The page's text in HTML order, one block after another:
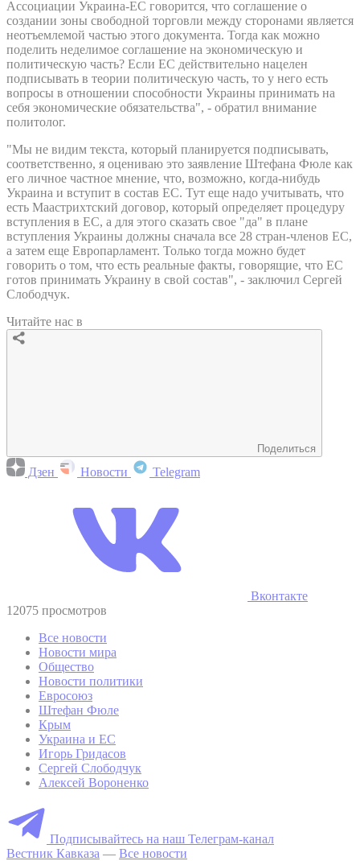
Ассоциации Украина-ЕС говорится, что соглашение о
создании зоны свободной торговли между сторонами является
неотъемлемой частью этого документа. Тогда как можно
поделить неделимое соглашение на экономическую и
политическую часть? Если ЕС действительно нацелен
подписывать в теории политическую часть, то у него есть
вопросы в отношении способности Украины принимать на
себя экономические обязательства", - обратил внимание
политолог.
"Мы не видим текста, который планируется подписывать,
соответственно, я оцениваю это заявление Штефана Фюле как
его личное частное мнение, что, возможно, когда-нибудь
Украина и вступит в состав ЕС. Тут еще надо учитывать, что
есть Маастрихтский договор, который определяет процедуру
вступления в ЕС, а для этого сказать свое "да" в плане
вступления Украины должны сначала все 28 стран-членов ЕС,
а затем еще Европарламент. Только тогда можно будет
говорить о том, что есть реальные факты, говорящие, что ЕС
готов принимать Украину в свой состав", - заключил Сергей
Слободчук.
Читайте нас в
Поделиться
Дзен Новости Telegram
Вконтакте
12075 просмотров
Все новости
Новости мира
Общество
Новости политики
Евросоюз
Штефан Фюле
Крым
Украина и ЕС
Игорь Гридасов
Сергей Слободчук
Алексей Вороненко
Подписывайтесь на наш Телеграм-канал
Вестник Кавказа — Все новости